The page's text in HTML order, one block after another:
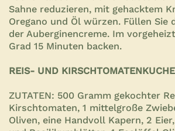
Sahne reduzieren, mit gehacktem
Oregano und Öl würzen. Füllen Sie
der Auberginencreme. Im
Grad 15 Minuten backen.
REIS- UND
ZUTATEN: 500 Gramm gekochter
Kirschtomaten, 1 mittelgroße
Oliven, eine Handvoll Kapern, 2